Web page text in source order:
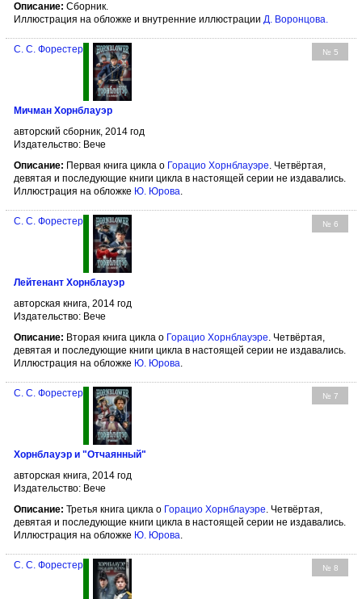
Описание: Сборник.
Иллюстрация на обложке и внутренние иллюстрации Д. Воронцова.
№ 5
С. С. Форестер
Мичман Хорнблауэр
авторский сборник, 2014 год
Издательство: Вече
Описание: Первая книга цикла о Горацио Хорнблауэре . Четвёртая,
девятая и последующие книги цикла в настоящей серии не издавались.
Иллюстрация на обложке Ю. Юрова
№ 6
С. С. Форестер
Лейтенант Хорнблауэр
авторская книга, 2014 год
Издательство: Вече
Описание: Вторая книга цикла о Горацио Хорнблауэре . Четвёртая,
девятая и последующие книги цикла в настоящей серии не издавались.
Иллюстрация на обложке Ю. Юрова
№ 7
С. С. Форестер
Хорнблауэр и "Отчаянный"
авторская книга, 2014 год
Издательство: Вече
Описание: Третья книга цикла о Горацио Хорнблауэре . Четвёртая,
девятая и последующие книги цикла в настоящей серии не издавались.
Иллюстрация на обложке Ю. Юрова
№ 8
С. С. Форестер